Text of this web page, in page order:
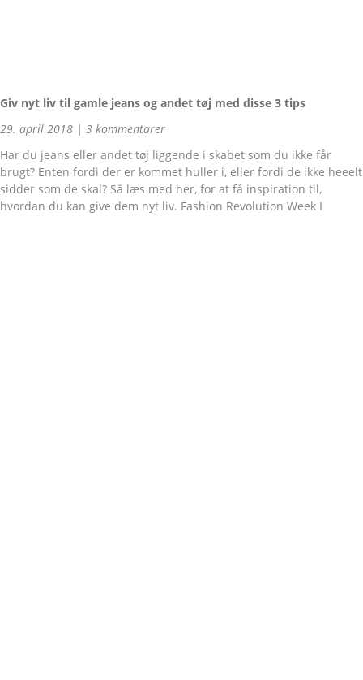
Giv nyt liv til gamle jeans og andet tøj med disse 3 tips
29. april 2018
3 kommentarer
Har du jeans eller andet tøj liggende i skabet som du ikke får
brugt? Enten fordi der er kommet huller i, eller fordi de ikke heeelt
sidder som de skal? Så læs med her, for at få inspiration til,
hvordan du kan give dem nyt liv. Fashion Revolution Week I